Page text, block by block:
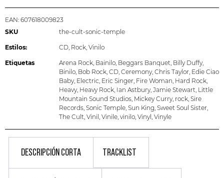
EAN: 607618009823
SKU
the-cult-sonic-temple
Estilos: CD, Rock, Vinilo
Etiquetas Arena Rock, Bainilo, Beggars Banquet, Billy Duffy,
Binilo, Bob Rock, CD, Ceremony, Chris Taylor, Edie Ciao
Baby, Electric, Eric Singer, Fire Woman, Hard Rock,
Heavy, Heavy Rock, Ian Astbury, Jamie Stewart, Little
Mountain Sound Studios, Mickey Curry, rock, Sire
Records, Sonic Temple, Sun King, Sweet Soul Sister,
The Cult, Vinil , Vinile, vinilo, Vinyl, Vinyle
DESCRIPCIÓN CORTA TRACKLIST